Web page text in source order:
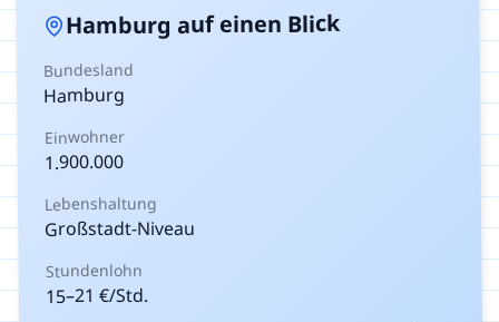
Hamburg auf einen Blick
Bundesland
Hamburg
Einwohner
1.900.000
Lebenshaltung
Großstadt-Niveau
Stundenlohn
15–21 €/Std.